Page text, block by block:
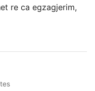
re ca egzagjerim,